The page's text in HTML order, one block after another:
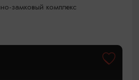
замковый комплекс